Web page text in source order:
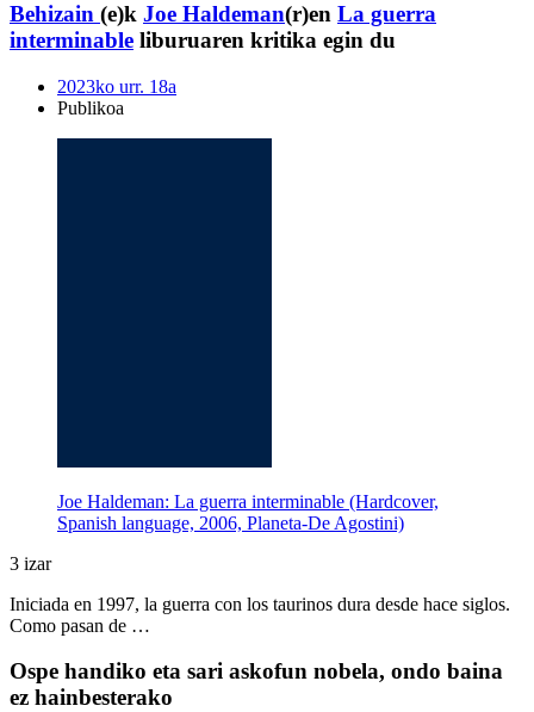
Behizain (e)k Joe Haldeman(r)en La guerra
interminable liburuaren kritika egin du
2023ko urr. 18a
Publikoa
Joe Haldeman: La guerra interminable (Hardcover,
Spanish language, 2006, Planeta-De Agostini)
3 izar
Iniciada en 1997, la guerra con los taurinos dura desde hace siglos.
Como pasan de …
Ospe handiko eta sari askofun nobela, ondo baina
ez hainbesterako